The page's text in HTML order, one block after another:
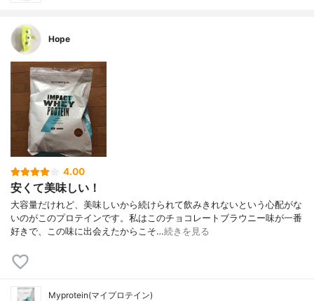
Hope
4.00
安くて美味しい！
大容量だけれど、美味しいから続けられて飲みきれないという心配がな
いのがこのプロテインです。私はこのチョコレートブラウニー味が一番
好きで、この味に出会えたからこそ…続きを見る
Myprotein(マイプロテイン)